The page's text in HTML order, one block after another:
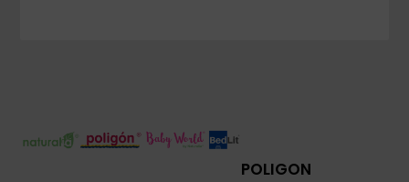
POLIGON